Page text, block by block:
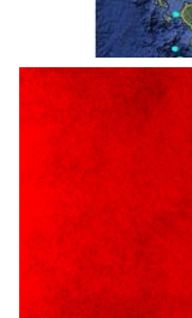
5 Αυγούστου 2026
4 Αυγούστου 2026
Έκτακτη
στο Δημοτικό
4 Αυγούστου 2026
Τελικά τι είναι
Ολοσχερής
Καληράχη Γρεβενών